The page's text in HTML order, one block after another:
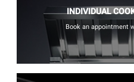
INDIVIDUAL
Book an appointment